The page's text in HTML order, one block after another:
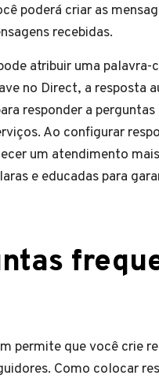
poderá criar as
recebidas.
atribuir uma palavra-
no Direct, a resposta
responder a
Ao configurar
um atendimento
e educadas para
permite que você crie
Como colocar